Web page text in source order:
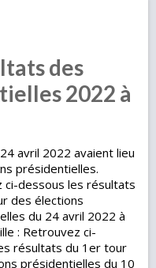
des
2022 à
avril 2022 avaient lieu
présidentielles.
ci-dessous les résultats
des élections
du 24 avril 2022 à
: Retrouvez ci-
résultats du 1er tour
présidentielles du 10